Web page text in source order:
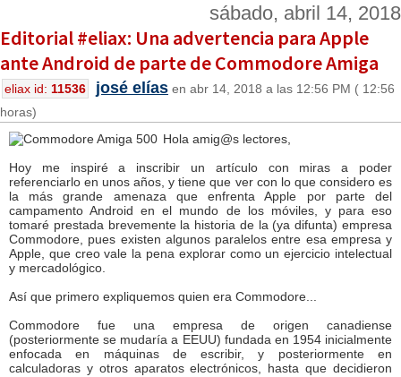
sábado, abril 14, 2018
Editorial #eliax: Una advertencia para Apple
ante Android de parte de Commodore Amiga
eliax id: 11536 josé elías en abr 14, 2018 a las 12:56 PM ( 12:56
horas)
Hola amig@s lectores,
Hoy me inspiré a inscribir un artículo con miras a poder
referenciarlo en unos años, y tiene que ver con lo que considero es
la más grande amenaza que enfrenta Apple por parte del
campamento Android en el mundo de los móviles, y para eso
tomaré prestada brevemente la historia de la (ya difunta) empresa
Commodore, pues existen algunos paralelos entre esa empresa y
Apple, que creo vale la pena explorar como un ejercicio intelectual
y mercadológico.
Así que primero expliquemos quien era Commodore...
Commodore fue una empresa de origen canadiense
(posteriormente se mudaría a EEUU) fundada en 1954 inicialmente
enfocada en máquinas de escribir, y posteriormente en
calculadoras y otros aparatos electrónicos, hasta que decidieron